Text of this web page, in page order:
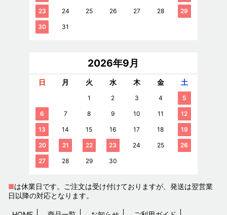
23 24 25 26 27 28 29
30 31
2026年9月
日 月 火 水 木 金 土
1 2 3 4 5
6 7 8 9 10 11 12
13 14 15 16 17 18 19
20 21 22 23 24 25 26
27 28 29 30
■は休業日です。ご注文は受け付けておりますが、発送は翌営業
日以降の対応となります。